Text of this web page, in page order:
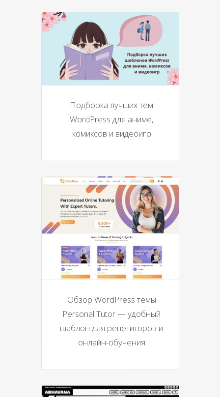
Подборка лучших тем
WordPress для аниме,
комиксов и видеоигр
Обзор WordPress темы
Personal Tutor — удобный
шаблон для репетиторов и
онлайн-обучения